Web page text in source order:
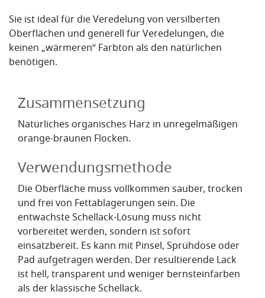
Sie ist ideal für die Veredelung von versilberten
Oberflächen und generell für Veredelungen, die
keinen „wärmeren“ Farbton als den natürlichen
benötigen.
Zusammensetzung
Natürliches organisches Harz in unregelmäßigen
orange-braunen Flocken.
Verwendungsmethode
Die Oberfläche muss vollkommen sauber, trocken
und frei von Fettablagerungen sein. Die
entwachste Schellack-Lösung muss nicht
vorbereitet werden, sondern ist sofort
einsatzbereit. Es kann mit Pinsel, Sprühdose oder
Pad aufgetragen werden. Der resultierende Lack
ist hell, transparent und weniger bernsteinfarben
als der klassische Schellack.